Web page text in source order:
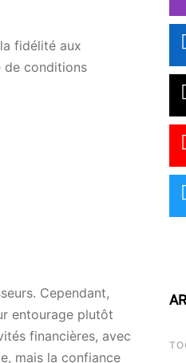
fidélité aux
de conditions
Cependant,
entourage plutôt
financières, avec
mais la confiance